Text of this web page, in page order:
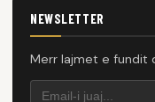
NEWSLETTER
Merr lajmet e fundit